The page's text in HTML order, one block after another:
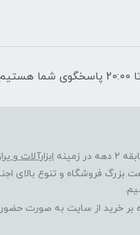
در زمینه ابزارآلات و
فروشگاه و تنوع بالای
بر خرید از سایت به صورت